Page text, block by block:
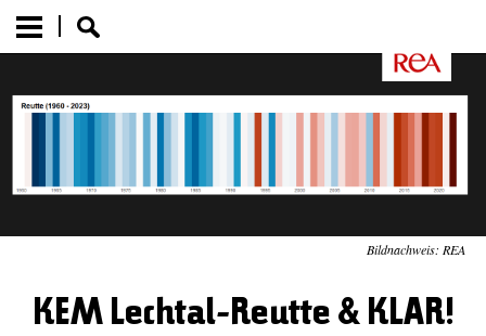
Bildnachweis: REA
KEM Lechtal-Reutte & KLAR!